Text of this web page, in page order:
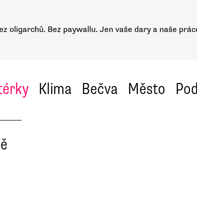
oligarchů. Bez paywallu. Jen vaše dary a naše
Klima Bečva Město